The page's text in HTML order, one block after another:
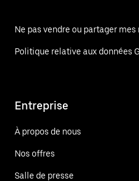
Ne pas vendre ou partager
Politique relative aux données
Entreprise
À propos de nous
Nos offres
Salle de presse